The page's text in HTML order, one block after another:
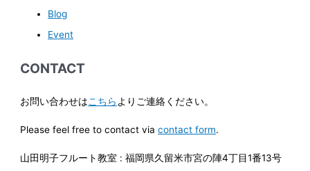
Blog
Event
CONTACT
お問い合わせはこちらよりご連絡ください。
Please feel free to contact viacontact form.
山田明子フルート教室 : 福岡県久留米市宮の陣4丁目1番13号